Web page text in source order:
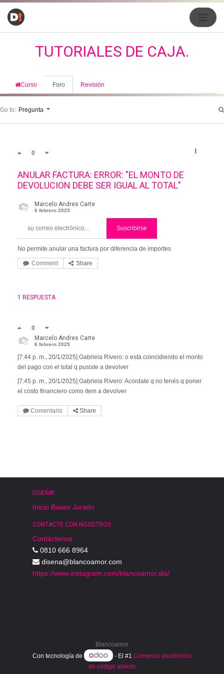
TUTORIALES DE CAJA.
Curso Foro Revisión
Go to: Pregunta
0
ANULAR FACTURA: ERROR: "EL MONTO DE
DEVOLUCION DEBE SER IGUAL AL TOTAL"
Marcelo Andres Carte
6 febrero 2025
Suscribirse
No permite anular una factura por diferencia de importes
Comment Share
1 RESPUESTA
0
Marcelo Andres Carte
6 febrero 2025
[7:44 p. m., 20/1/2025] Gabriela Rivero: o está coincidiendo el monto
del pago con el total q pusiste a devolver
[7:45 p. m., 20/1/2025] Gabriela Rivero: Acordate q no tenés q poner
el costo financiero como item a devolver
Comentario Share
DISEÑA!
Inicio Bases Jurado
CONTACTE CON NOSOTROS
Contáctenos
0810 666 8964
disena@blancoamor.com
https://www.instagram.com/blancoamor.dis/
Blancoamor
Con tecnología de
- El #1 Comercio electrónico
de código abierto